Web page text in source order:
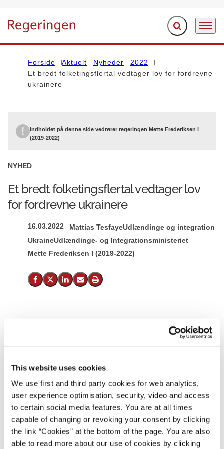
This website uses cookies
We use first and third party cookies for web analytics,
user experience optimisation, security, video and access
to certain social media features. You are at all times
capable of changing or revoking your consent by clicking
the link “Cookies” at the bottom of the page. You are also
able to read more about our use of cookies by clicking
Gå til forsiden Fold søgefelt ud
Menu
Forside Aktuelt Nyheder
2022
Et bredt folketingsflertal vedtager lov for fordrevne
ukrainere
Indholdet på denne side vedrører regeringen Mette Frederiksen I
(2019-2022)
NYHED
Et bredt folketingsflertal vedtager lov
for fordrevne ukrainere
16.03.2022 Mattias TesfayeUdlændinge og integration
UkraineUdlændinge- og Integrationsministeriet
Mette Frederiksen I (2019-2022)
Del på Facebook
Del på X (Twitter)
Del på LinkedIn
Send email
Print
er fordrevet fra Ukraine, er netop blevet vedtaget i
Her til aften har Folketinget vedtaget loven om midlertidig
opholdstilladelse til personer, der er fordrevet fra Ukraine.
Loven sikrer et midlertidigt opholdsgrundlag til personer,
der grundet Ruslands invasion er fordrevet fra Ukraine.
Personerne omfattet af loven vil hurtigt kunne blive en del
af det danske samfund med adgang til uddannelse,